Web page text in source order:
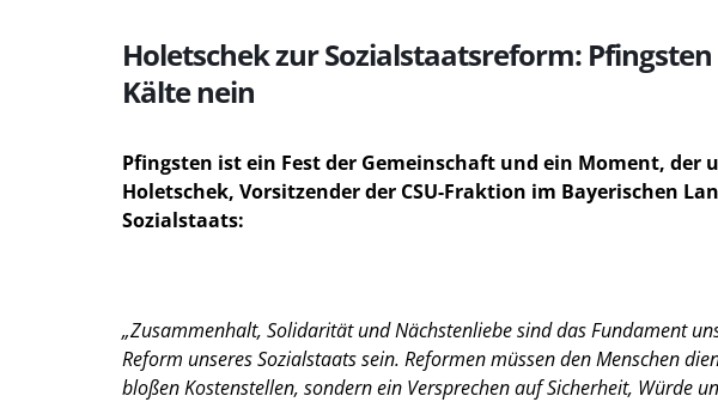
Holetschek zur Sozialstaatsreform:
Kälte nein
Pfingsten ist ein Fest der Gemeinschaft und ein Moment,
Holetschek, Vorsitzender der CSU-Fraktion im Bayerischen
Sozialstaats:
Zusammenhalt, Solidarität und Nächstenliebe sind das Fundament
Reform unseres Sozialstaats sein. Reformen müssen den Menschen
bloßen Kostenstellen, sondern ein Versprechen auf Sicherheit, Würde